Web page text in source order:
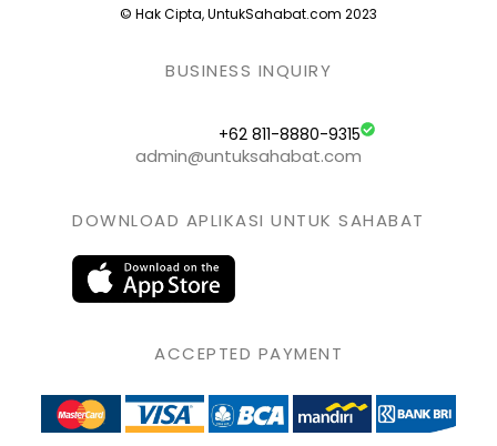
© Hak Cipta, UntukSahabat.com 2023
BUSINESS INQUIRY
+62 811-8880-9315
admin@untuksahabat.com
DOWNLOAD APLIKASI UNTUK SAHABAT
ACCEPTED PAYMENT